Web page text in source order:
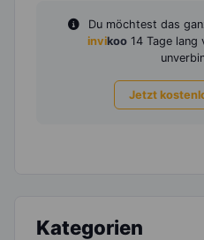
Du möchtest das
invikoo 14 Tage lang
Jetzt
Kategorien